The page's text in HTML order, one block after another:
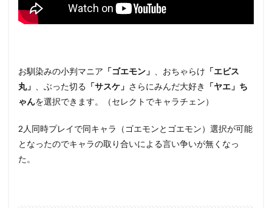
お馴染みの小判マニア 「ゴエモン」 、おちゃらけ 「エビス
丸」
、ぶった切る 「サスケ」 さらにみんだ大好き
「ヤエ」ち
ゃんを選択できます。（セレクトでキャラチェン）
2人同時プレイで同キャラ（ゴエモンとゴエモン）選択が可能
となったのでキャラの取り合いによる言い争いが無くなっ
た。